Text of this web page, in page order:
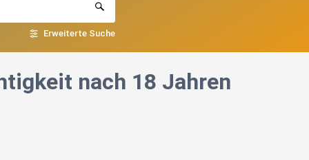
Erweiterte Suche
nach 18 Jahren